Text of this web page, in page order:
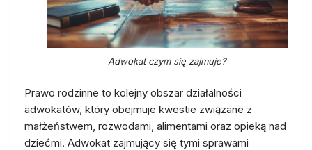
Adwokat czym się zajmuje?
Prawo rodzinne to kolejny obszar działalności
adwokatów, który obejmuje kwestie związane z
małżeństwem, rozwodami, alimentami oraz opieką nad
dziećmi. Adwokat zajmujący się tymi sprawami